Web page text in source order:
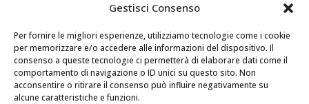
Gestisci Consenso
Per fornire le migliori esperienze, utilizziamo tecnologie come i cookie
per memorizzare e/o accedere alle informazioni del dispositivo. Il
consenso a queste tecnologie ci permetterà di elaborare dati come il
comportamento di navigazione o ID unici su questo sito. Non
acconsentire o ritirare il consenso può influire negativamente su
alcune caratteristiche e funzioni.